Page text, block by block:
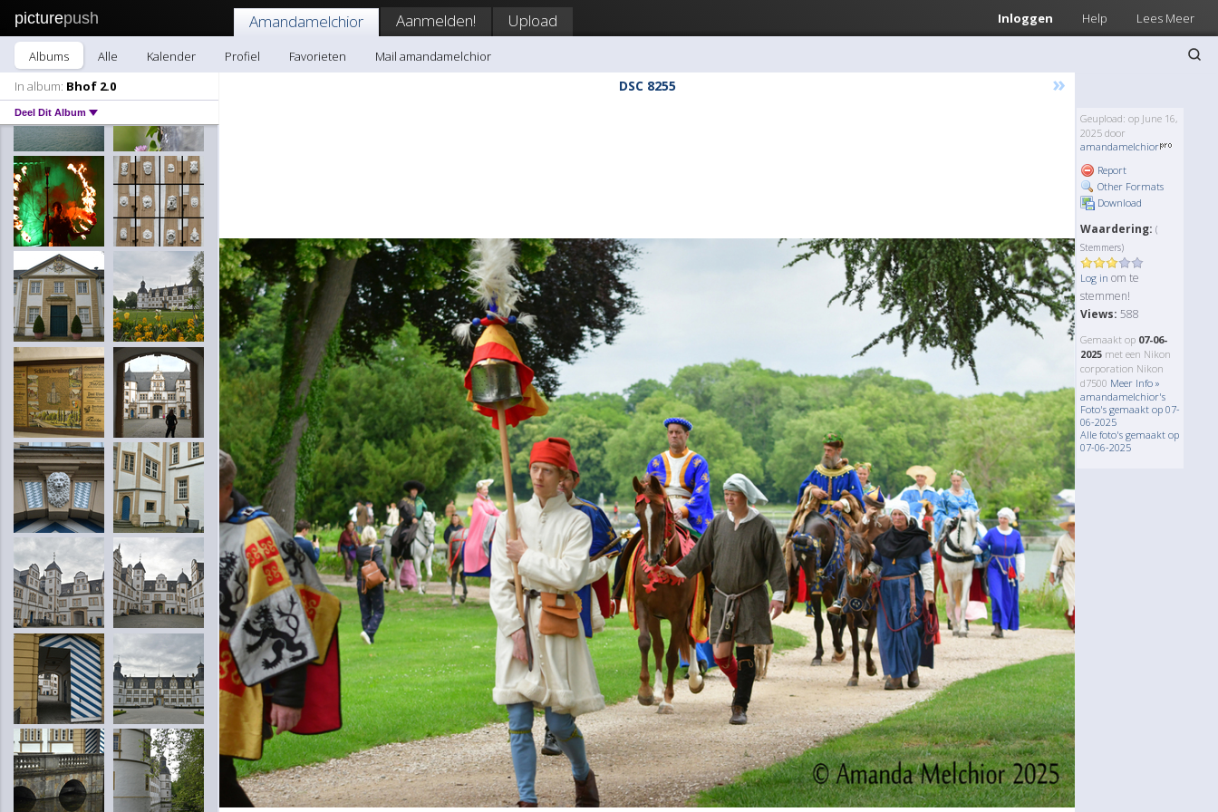
picturepush Inloggen Help Lees Meer
Amandamelchior Aanmelden! Upload
Albums Alle Kalender Profiel Favorieten
Mail amandamelchior
In album: Bhof 2.0
Deel Dit Album
DSC 8255 »
Geupload: op June 16,
2025 door
amandamelchior
Report
Other Formats
Download
Waardering: (
Stemmers)
Log in om te
stemmen!
Views: 588
Gemaakt op 07-06-
2025 met een Nikon
corporation Nikon
d7500 Meer Info »
amandamelchior's
Foto's gemaakt op 07-
06-2025
Alle foto's gemaakt op
07-06-2025